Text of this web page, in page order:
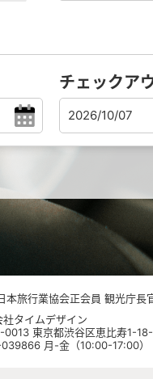
チェックア
本旅行業協会正会員 観光庁長
社タイムデザイン
0013 東京都渋谷区恵比寿1-
月-金（10:00-17:00）